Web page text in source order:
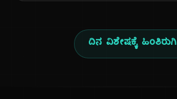
ದಿನ ವಿಶೇಷಕ್ಕೆ ಹಿಂತಿರುಗಿ